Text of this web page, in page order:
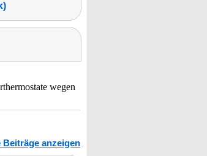
wegen
Beiträge anzeigen